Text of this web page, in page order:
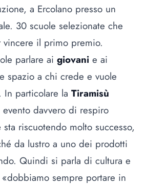
a Ercolano presso un
30 scuole selezionate che
il primo premio.
parlare ai giovani e ai
spazio a chi crede e vuole
In particolare la Tiramisù
davvero di respiro
riscuotendo molto successo,
da lustro a uno dei prodotti
Quindi si parla di cultura e
sempre portare in